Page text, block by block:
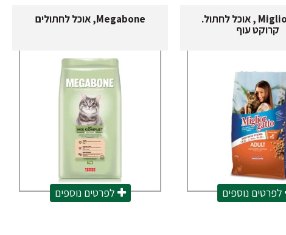
Migliogatto , אוכל לחתול.
קרוקט עוף
לפרטים נוספים
Megabone, אוכל לחתולים
לפרטים נוספים